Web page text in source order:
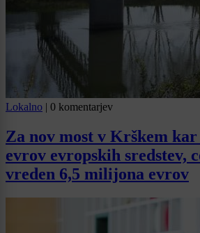
Lokalno | 0 komentarjev
Za nov most v Krškem
evrov evropskih sredstev,
vreden 6,5 milijona evrov